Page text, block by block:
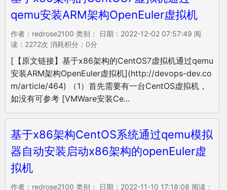
qemu安装ARM架构OpenEuler虚拟机
作者：redrose2100 类别： 日期：2022-12-02 07:57:49 阅
读：2272次 消耗积分：0分
[【原文链接】基于x86架构的CentOS7虚拟机通过qemu
安装ARM架构OpenEuler虚拟机](http://devops-dev.co
m/article/464) （1）首先需要有一台CentOS虚拟机，
如没有可参考 [VMWare安装Ce...
基于x86架构CentOS系统通过qemu模拟
器自动安装启动x86架构的openEuler虚
拟机
作者：redrose2100 类别： 日期：2022-11-10 17:18:08 阅读：